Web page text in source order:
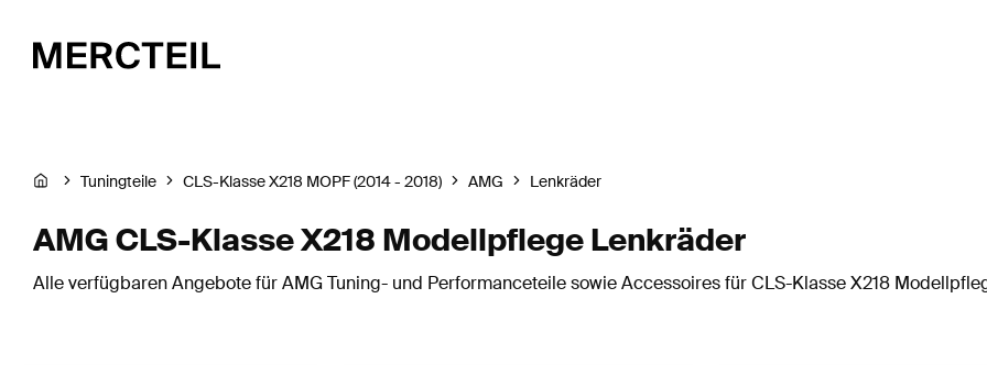
Tuningteile CLS-Klasse X218 MOPF (2014 - 2018) AMG Lenkräder
AMG CLS-Klasse X218 Modellpflege Lenkräder
Alle verfügbaren Angebote für AMG Tuning- und Performanceteile sowie Accessoires für CLS-Klasse X218